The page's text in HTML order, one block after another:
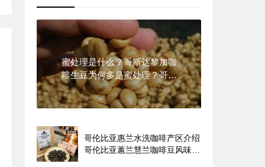
蜜处理是什么？哥斯达黎加咖
啡生豆为何多是蜜处理？哥斯
达黎加蜜处理瑰夏咖啡的超详
细手冲教程
哥伦比亚惠兰水洗咖啡产区介绍
哥伦比亚蕙兰慧兰咖啡豆风味特